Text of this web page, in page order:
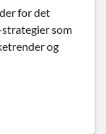
for det
som
og